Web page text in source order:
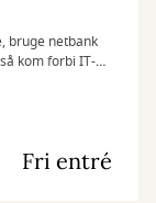
bruge netbank
kom forbi IT-
frivillige
har brug for.
Fri entré